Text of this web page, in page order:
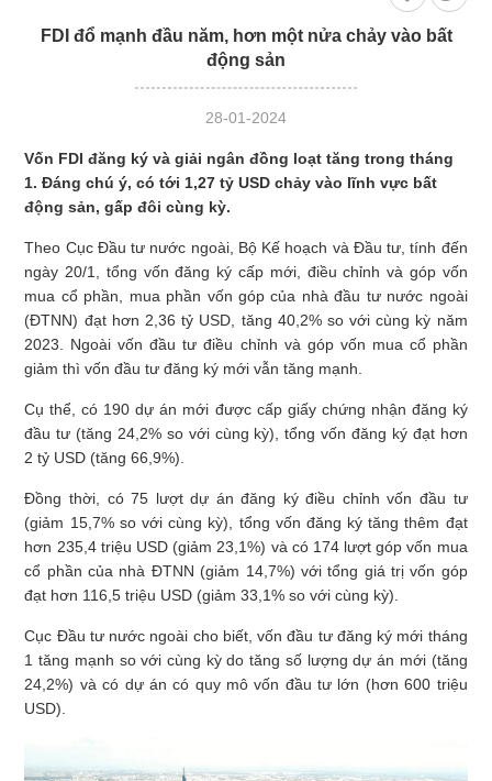
kết cộng đồng
xanh tại địa
phương
FDI đổ mạnh đầu năm, hơn một nửa chảy vào bất
động sản
28-01-2024
Vốn FDI đăng ký và giải ngân đồng loạt tăng trong tháng
1. Đáng chú ý, có tới 1,27 tỷ USD chảy vào lĩnh vực bất
động sản, gấp đôi cùng kỳ.
Theo Cục Đầu tư nước ngoài, Bộ Kế hoạch và Đầu tư, tính đến
ngày 20/1, tổng vốn đăng ký cấp mới, điều chỉnh và góp vốn
mua cổ phần, mua phần vốn góp của nhà đầu tư nước ngoài
(ĐTNN) đạt hơn 2,36 tỷ USD, tăng 40,2% so với cùng kỳ năm
2023. Ngoài vốn đầu tư điều chỉnh và góp vốn mua cổ phần
giảm thì vốn đầu tư đăng ký mới vẫn tăng mạnh.
Cụ thể, có 190 dự án mới được cấp giấy chứng nhận đăng ký
đầu tư (tăng 24,2% so với cùng kỳ), tổng vốn đăng ký đạt hơn
2 tỷ USD (tăng 66,9%).
Đồng thời, có 75 lượt dự án đăng ký điều chỉnh vốn đầu tư
(giảm 15,7% so với cùng kỳ), tổng vốn đăng ký tăng thêm đạt
hơn 235,4 triệu USD (giảm 23,1%) và có 174 lượt góp vốn mua
cổ phần của nhà ĐTNN (giảm 14,7%) với tổng giá trị vốn góp
đạt hơn 116,5 triệu USD (giảm 33,1% so với cùng kỳ).
Cục Đầu tư nước ngoài cho biết, vốn đầu tư đăng ký mới tháng
1 tăng mạnh so với cùng kỳ do tăng số lượng dự án mới (tăng
24,2%) và có dự án có quy mô vốn đầu tư lớn (hơn 600 triệu
USD).